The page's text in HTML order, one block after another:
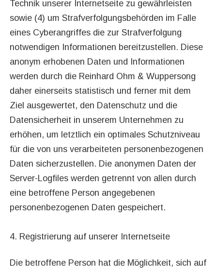
Technik unserer Internetseite zu gewährleisten
sowie (4) um Strafverfolgungsbehörden im Falle
eines Cyberangriffes die zur Strafverfolgung
notwendigen Informationen bereitzustellen. Diese
anonym erhobenen Daten und Informationen
werden durch die Reinhard Ohm & Wuppersong
daher einerseits statistisch und ferner mit dem
Ziel ausgewertet, den Datenschutz und die
Datensicherheit in unserem Unternehmen zu
erhöhen, um letztlich ein optimales Schutzniveau
für die von uns verarbeiteten personenbezogenen
Daten sicherzustellen. Die anonymen Daten der
Server-Logfiles werden getrennt von allen durch
eine betroffene Person angegebenen
personenbezogenen Daten gespeichert.
4. Registrierung auf unserer Internetseite
Die betroffene Person hat die Möglichkeit, sich auf